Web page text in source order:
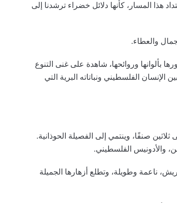
هذا المسار، كأنها دلائل خضراء ترشدنا إلى
والعطاء.
بألوانها وروائحها، شاهدة على غنى التنوع
الإنسان الفلسطيني ونباتاته البرية التي
صنفًا، وينتمي إلى الفصيلة الحوذانية.
والأدونيس الفلسطيني.
ناعمة وطويلة، وتطلع أزهارها الجميلة